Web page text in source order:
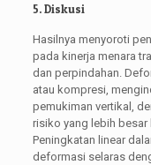
5. Diskusi
Hasilnya menyoroti
pada kinerja menara
dan perpindahan.
atau kompresi,
pemukiman vertikal,
risiko yang lebih besar
Peningkatan linear
deformasi selaras